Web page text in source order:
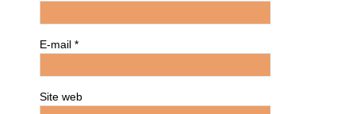
E-mail *
Site web